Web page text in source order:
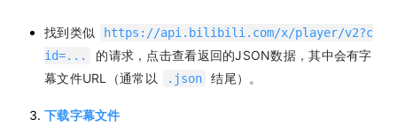
找到类似
https://api.bilibili.com/x/player/v2?c
id=...
的请求，点击查看返回的JSON数据，其中会有字
幕文件URL（通常以
.json 结尾）。
下载字幕文件